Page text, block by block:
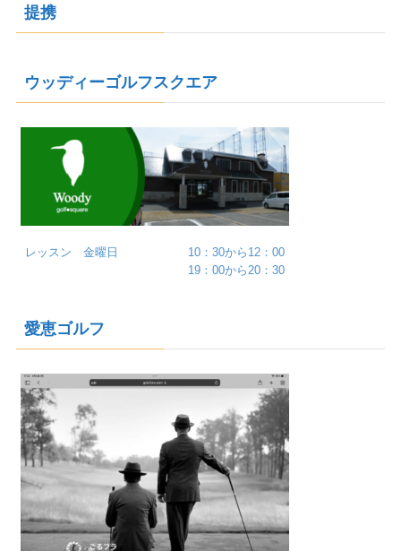
提携
ウッディーゴルフスクエア
レッスン 金曜日 10：30から12：00
19：00から20：30
愛恵ゴルフ